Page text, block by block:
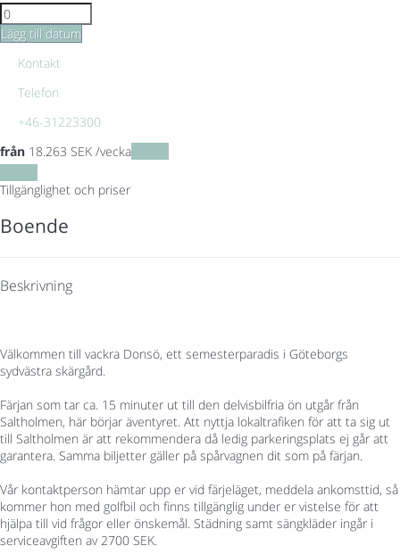
Lägg till datum
Kontakt
Telefon
+46-31223300
från 18.263 SEK /vecka
Tillgänglighet och priser
Boende
Beskrivning
Välkommen till vackra Donsö, ett semesterparadis i Göteborgs
sydvästra skärgård.
Färjan som tar ca. 15 minuter ut till den delvisbilfria ön utgår från
Saltholmen, här börjar äventyret. Att nyttja lokaltrafiken för att ta sig ut
till Saltholmen är att rekommendera då ledig parkeringsplats ej går att
garantera. Samma biljetter gäller på spårvagnen dit som på färjan.
Vår kontaktperson hämtar upp er vid färjeläget, meddela ankomsttid, så
kommer hon med golfbil och finns tillgänglig under er vistelse för att
hjälpa till vid frågor eller önskemål. Städning samt sängkläder ingår i
serviceavgiften av 2700 SEK.